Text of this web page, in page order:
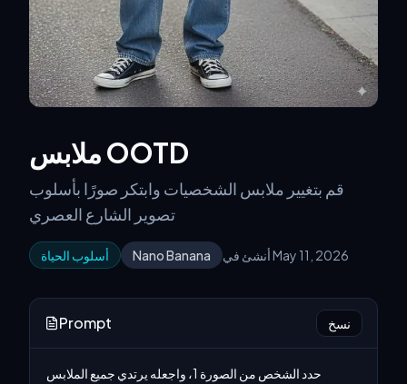
ملابس OOTD
قم بتغيير ملابس الشخصيات وابتكر صورًا بأسلوب
تصوير الشارع العصري
أسلوب الحياة Nano Banana أنشئ في May 11, 2026
Prompt نسخ